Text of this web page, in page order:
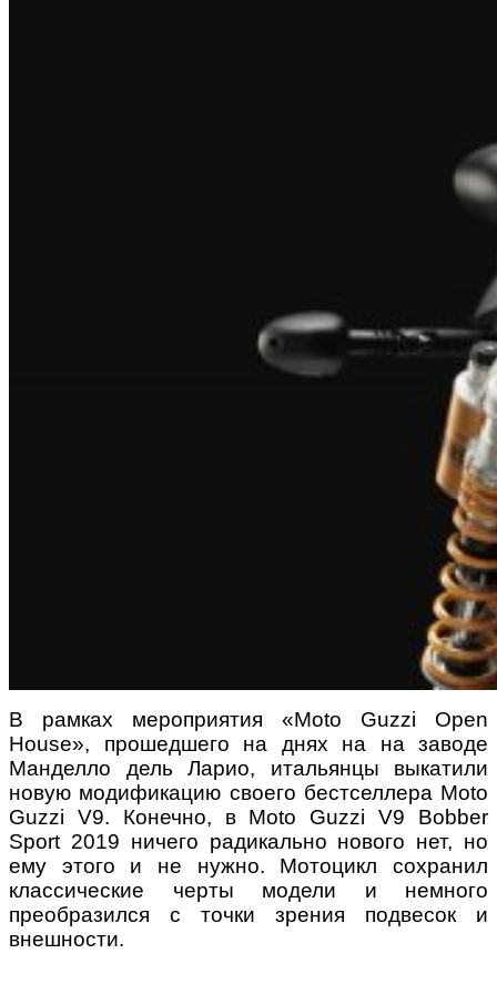
В рамках мероприятия «Moto Guzzi Open
House», прошедшего на днях на на заводе
Манделло дель Ларио, итальянцы выкатили
новую модификацию своего бестселлера Moto
Guzzi V9. Конечно, в Moto Guzzi V9 Bobber
Sport 2019 ничего радикально нового нет, но
ему этого и не нужно. Мотоцикл сохранил
классические черты модели и немного
преобразился с точки зрения подвесок и
внешности.